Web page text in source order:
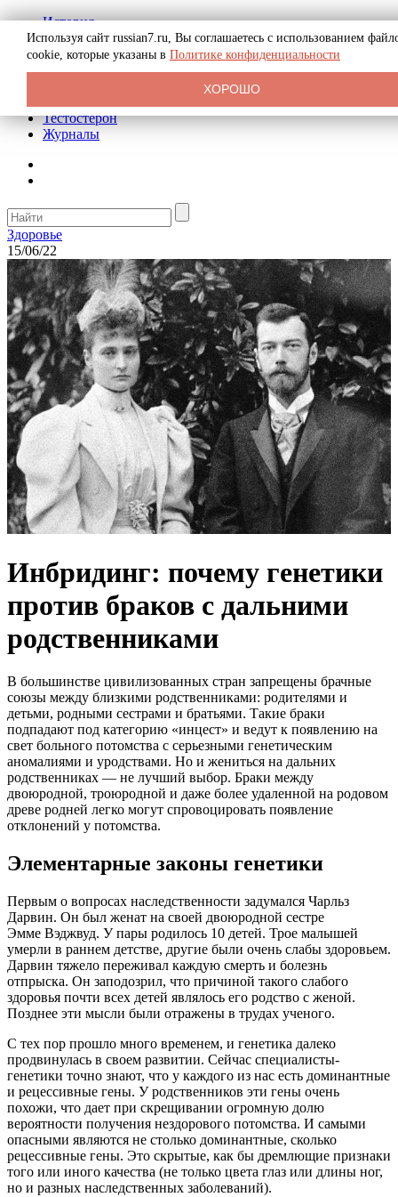
История
Биография
Криминал
Реклама на сайте
Тестостерон
Журналы
Здоровье
15/06/22
Инбридинг: почему генетики
против браков с дальними
родственниками
В большинстве цивилизованных стран запрещены брачные
союзы между близкими родственниками: родителями и
детьми, родными сестрами и братьями. Такие браки
подпадают под категорию «инцест» и ведут к появлению на
свет больного потомства с серьезными генетическим
аномалиями и уродствами. Но и жениться на дальних
родственниках — не лучший выбор. Браки между
двоюродной, троюродной и даже более удаленной на родовом
древе родней легко могут спровоцировать появление
отклонений у потомства.
Элементарные законы генетики
Первым о вопросах наследственности задумался Чарльз
Дарвин. Он был женат на своей двоюродной сестре
Эмме Вэджвуд. У пары родилось 10 детей. Трое малышей
умерли в раннем детстве, другие были очень слабы здоровьем.
Дарвин тяжело переживал каждую смерть и болезнь
отпрыска. Он заподозрил, что причиной такого слабого
здоровья почти всех детей являлось его родство с женой.
Позднее эти мысли были отражены в трудах ученого.
С тех пор прошло много временем, и генетика далеко
продвинулась в своем развитии. Сейчас специалисты-
генетики точно знают, что у каждого из нас есть доминантные
и рецессивные гены. У родственников эти гены очень
похожи, что дает при скрещивании огромную долю
вероятности получения нездорового потомства. И самыми
опасными являются не столько доминантные, сколько
рецессивные гены. Это скрытые, как бы дремлющие признаки
того или иного качества (не только цвета глаз или длины ног,
но и разных наследственных заболеваний).
Используя сайт russian7.ru, Вы соглашаетесь с использованием
cookie, которые указаны в Политике конфиденциальности
ХОРОШО